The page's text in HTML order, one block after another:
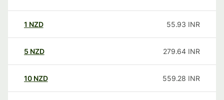
1 NZD 55.93 INR
5 NZD 279.64 INR
10 NZD 559.28 INR